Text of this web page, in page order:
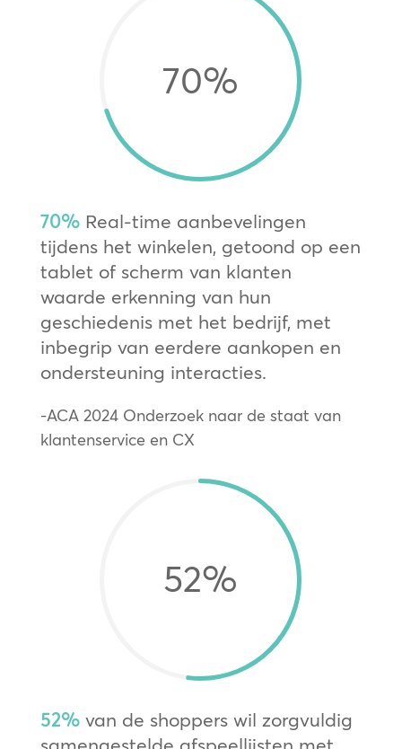
70%
70%Real-time aanbevelingen
tijdens het winkelen, getoond op een
tablet of scherm van klanten
waarde erkenning van hun
geschiedenis met het bedrijf, met
inbegrip van eerdere aankopen en
ondersteuning interacties.
-ACA 2024 Onderzoek naar de staat van
klantenservice en CX
52%
52%van de shoppers wil zorgvuldig